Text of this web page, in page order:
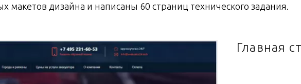
макетов дизайна и написаны 60 страниц технического задания.
Главная